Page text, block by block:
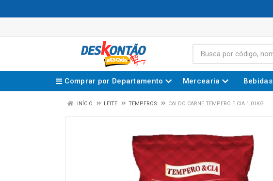
Comprar por Departamento Mercearia Bebidas
INÍCIO LEITE TEMPEROS CALDO CARNE TEMPERO E CIA 1,01KG